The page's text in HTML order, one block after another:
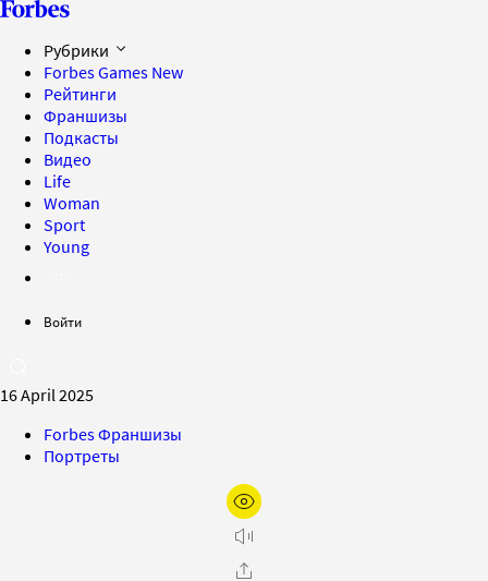
Рубрики
Forbes Games New
Рейтинги
Франшизы
Подкасты
Видео
Life
Woman
Sport
Young
Войти
16 April 2025
Forbes Франшизы
Портреты